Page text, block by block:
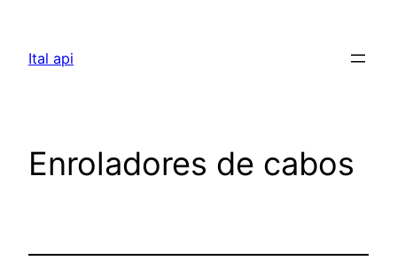
Ital api
Enroladores de cabos